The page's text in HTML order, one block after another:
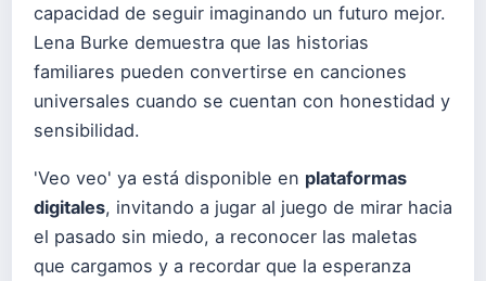
capacidad de seguir imaginando un futuro mejor.
Lena Burke demuestra que las historias
familiares pueden convertirse en canciones
universales cuando se cuentan con honestidad y
sensibilidad.
'Veo veo' ya está disponible en plataformas
digitales, invitando a jugar al juego de mirar hacia
el pasado sin miedo, a reconocer las maletas
que cargamos y a recordar que la esperanza